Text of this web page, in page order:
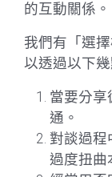
的互動關係。
我們有「選
以透過以下幾
當要分享
通。
對談過程
過度扭曲